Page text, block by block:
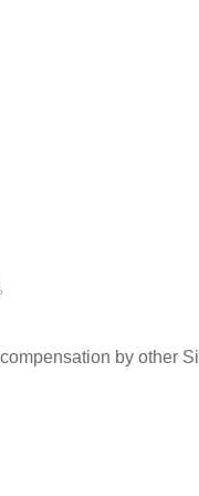
by other